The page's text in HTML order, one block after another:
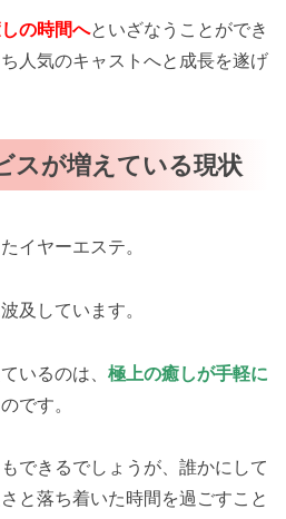
の時間へといざなうことができ
人気のキャストへと成長を遂げ
スが増えている現状
イヤーエステ。
及しています。
いるのは、 極上の癒しが手軽に
です。
できるでしょうが、誰かにして
と落ち着いた時間を過ごすこと